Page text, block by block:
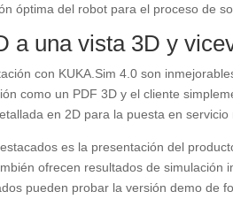
óptima del robot para el proceso de
a una vista 3D y
con KUKA.Sim 4.0 son
como un PDF 3D y el cliente
en 2D para la puesta en
es la presentación del
ofrecen resultados de
pueden probar la versión demo de